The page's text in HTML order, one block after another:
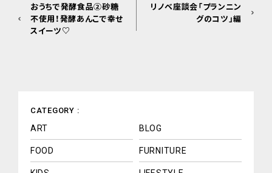
おうちで発酵食品②砂糖
不使用！発酵あんこで幸せ
スイーツ♡
リノベ座談会「プランニン
グのコツ」編
CATEGORY :
ART BLOG
FOOD FURNITURE